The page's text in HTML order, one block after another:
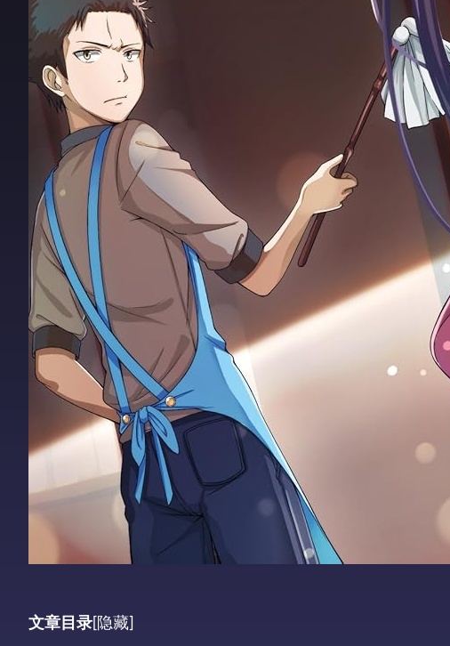
文章目录[隐藏]